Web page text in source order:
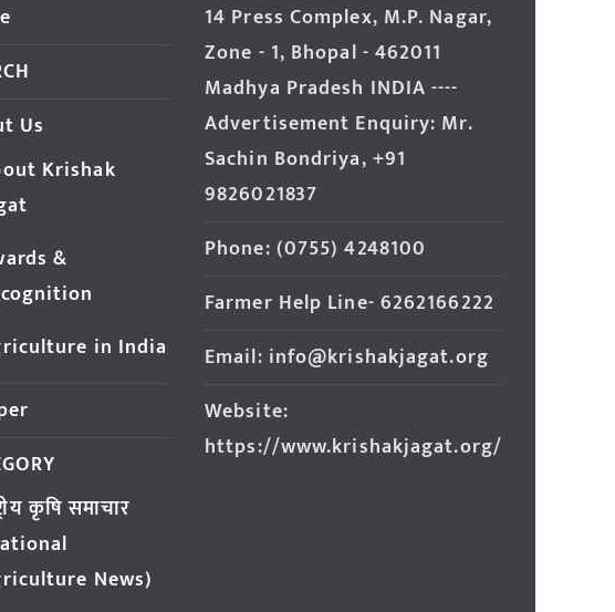
Us
Krishak
&
in India
कृषि समाचार
News)
14 Press Complex, M.P. Nagar,
Zone - 1, Bhopal - 462011
Madhya Pradesh INDIA ----
Advertisement Enquiry: Mr.
Sachin Bondriya, +91
9826021837
Phone: (0755) 4248100
Farmer Help Line- 6262166222
Email: info@krishakjagat.org
Website:
https://www.krishakjagat.org/